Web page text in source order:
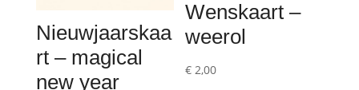
Nieuwjaarskaa
rt – magical
new year
Wenskaart –
weerol
€ 2,00